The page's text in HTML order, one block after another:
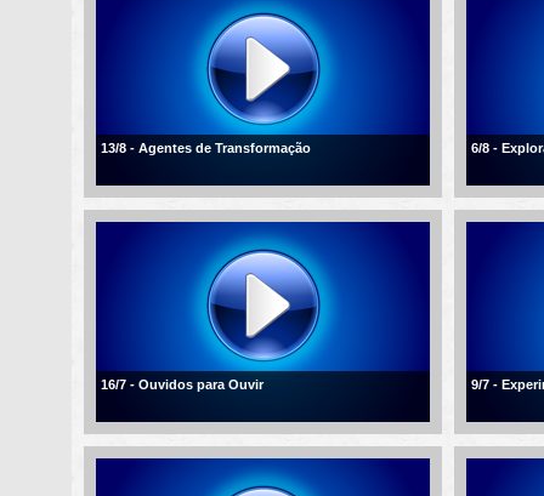
13/8 - Agentes de Transformação 6/8 -
16/7 - Ouvidos para Ouvir 9/7 -